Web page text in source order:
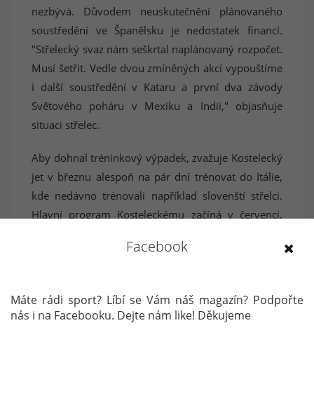
nezbývá. Důvodem neuskutečnění plánovaného
soustředění ve Španělsku je nedostatek financí.
"Střelecký svaz nám seškrtal naplánovaný rozpočet.
Musí šetřit. Vedle dvou zmíněných akcí vypouštíme
i další soustředění v Kataru a první dva závody
Světového poháru v Mexiku a Indii," objasňuje
situaci střelec.
Aby dohnal tréninkový výpadek, zvažuje Kostelecký
jet v březnu alespoň na pár dní trénovat do Itálie,
kde nedávno trénovali například slovenští střelci.
Hlavní program Kosteleckému začíná v červenci,
přelomu července a srpna pak pohár světový.
Témata: ZPRÁVA LETNÍ OLYMPIJSKÉ HRY TOKYO 2020
Facebook